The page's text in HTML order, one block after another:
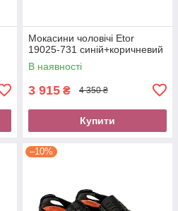
Мокасини чоловічі Etor
19025-731 синій+коричневий
В наявності
3 915 ₴ 4 350 ₴
Купити
–10%